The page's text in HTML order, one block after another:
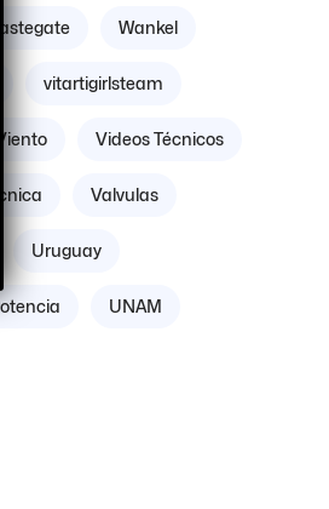
Wankel
vitartigirlsteam
Viento Videos Técnicos
Valvulas
Uruguay
UNAM